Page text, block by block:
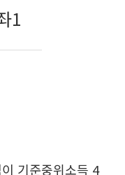
1
기준중위소득 4